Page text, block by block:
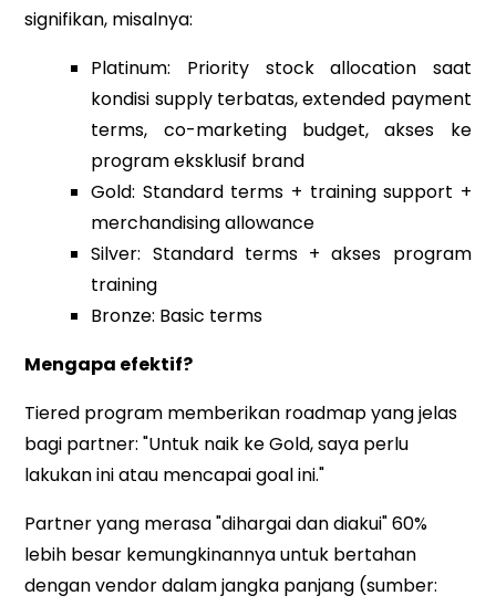
signifikan, misalnya:
Platinum: Priority stock allocation saat
kondisi supply terbatas, extended payment
terms, co-marketing budget, akses ke
program eksklusif brand
Gold: Standard terms + training support +
merchandising allowance
Silver: Standard terms + akses program
training
Bronze: Basic terms
Mengapa efektif?
Tiered program memberikan roadmap yang jelas
bagi partner: "Untuk naik ke Gold, saya perlu
lakukan ini atau mencapai goal ini."
Partner yang merasa "dihargai dan diakui" 60%
lebih besar kemungkinannya untuk bertahan
dengan vendor dalam jangka panjang (sumber: